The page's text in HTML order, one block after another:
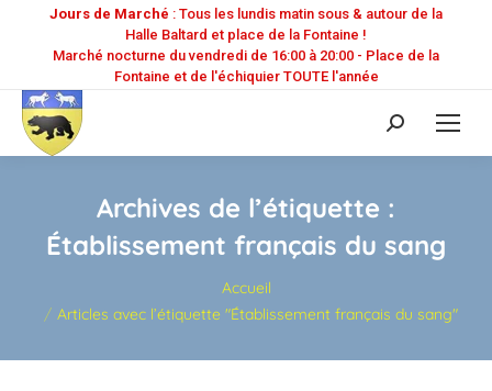
Jours de Marché : Tous les lundis matin sous & autour de la
Halle Baltard et place de la Fontaine !
Marché nocturne du vendredi de 16:00 à 20:00 - Place de la
Fontaine et de l'échiquier TOUTE l'année
Recherche
:
Archives de l’étiquette :
Établissement français du sang
Accueil
Articles avec l’étiquette "Établissement français du sang"